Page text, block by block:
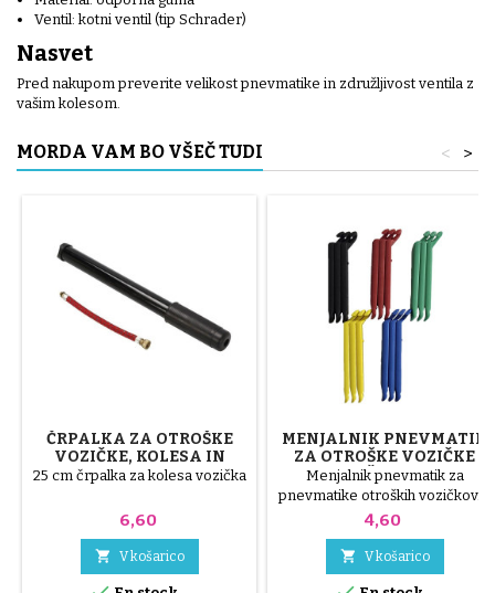
Ventil: kotni ventil (tip Schrader)
Nasvet
Pred nakupom preverite velikost pnevmatike in združljivost ventila z
vašim kolesom.
MORDA VAM BO VŠEČ TUDI >
<
ČRPALKA ZA OTROŠKE
VOZIČKE, KOLESA IN
SKUTERJE
25 cm črpalka za kolesa vozička
Cena
6,60
 V košarico
MENJALNIK PNEVMATIK
ZA OTROŠKE VOZIČKE
NAKLJUČNE BARVE 1
PAKET S 3 KOSI
Menjalnik pnevmatik za
pnevmatike otroških vozičkov. 3
visokokakovostni plastični deli,
zelena, rumena in modra ali 3
jekleni deli ( siva ) Pnevmatiko
Cena
4,60
 V košarico